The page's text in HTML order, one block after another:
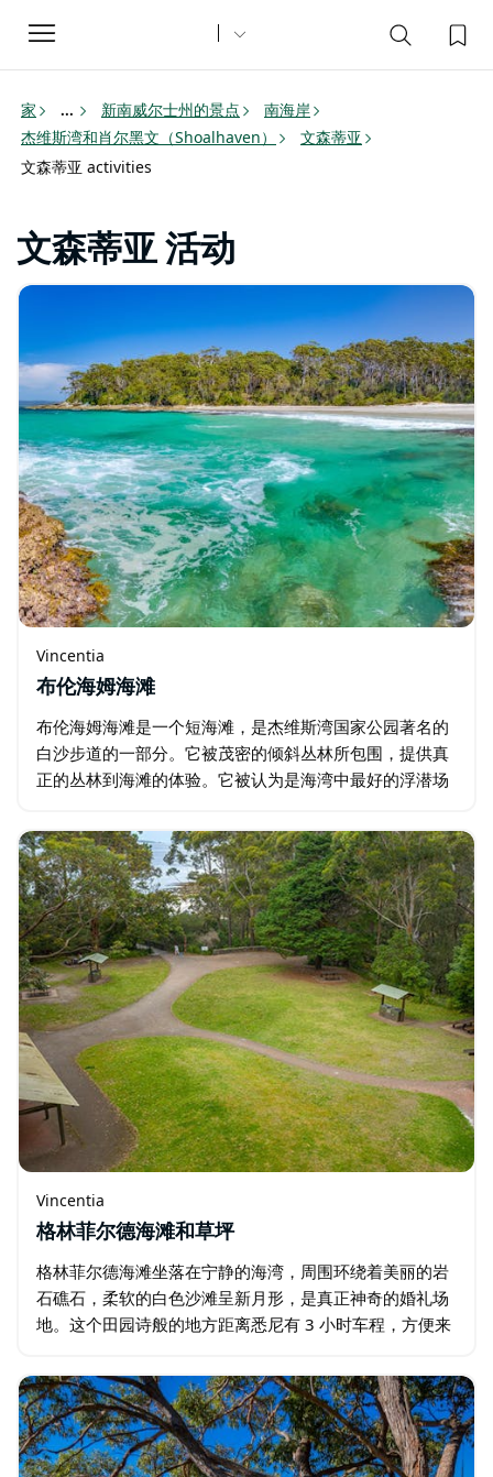
Toggle
navigation
家 ... 新南威尔士州的景点
南海岸
杰维斯湾和肖尔黑文（Shoalhaven）
文森蒂亚
文森蒂亚 activities
文森蒂亚 活动
Vincentia
布伦海姆海滩
布伦海姆海滩是一个短海滩，是杰维斯湾国家公园著名的
白沙步道的一部分。它被茂密的倾斜丛林所包围，提供真
正的丛林到海滩的体验。它被认为是海湾中最好的浮潜场
Vincentia
格林菲尔德海滩和草坪
格林菲尔德海滩坐落在宁静的海湾，周围环绕着美丽的岩
石礁石，柔软的白色沙滩呈新月形，是真正神奇的婚礼场
地。这个田园诗般的地方距离悉尼有 3 小时车程，方便来
您的特殊日子。…